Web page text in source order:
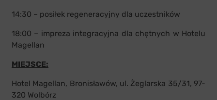
14:30 – posiłek regeneracyjny dla uczestników
18:00 – impreza integracyjna dla chętnych w Hotelu
Magellan
MIEJSCE:
Hotel Magellan, Bronisławów, ul. Żeglarska 35/31, 97-
320 Wolbórz